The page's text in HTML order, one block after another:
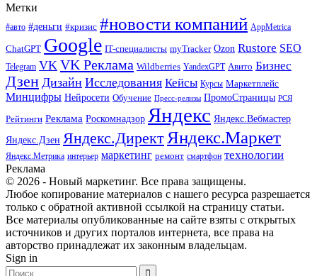
Метки
#авто #деньги #кризис #новости компаний AppMetrica
ChatGPT Google IT-специалисты myTracker Ozon Rustore SEO
Telegram VK VK Реклама Wildberries YandexGPT Авито Бизнес
Дзен Дизайн Исследования Кейсы Курсы Маркетплейс
Минцифры Нейросети Обучение Пресс-релизы ПромоСтраницы РСЯ
Рейтинги Реклама Роскомнадзор Яндекс Яндекс.Вебмастер
Яндекс.Дзен Яндекс.ДиректЯндекс.Маркет
Яндекс.Метрика интерьер маркетинг ремонт смартфон технологии
Реклама
© 2026 - Новый маркетинг. Все права защищены.
Любое копирование материалов с нашего ресурса разрешается
только с обратной активной ссылкой на страницу статьи.
Все материалы опубликованные на сайте взяты с открытых
источников и других порталов интернета, все права на
авторство принадлежат их законным владельцам.
Sign in